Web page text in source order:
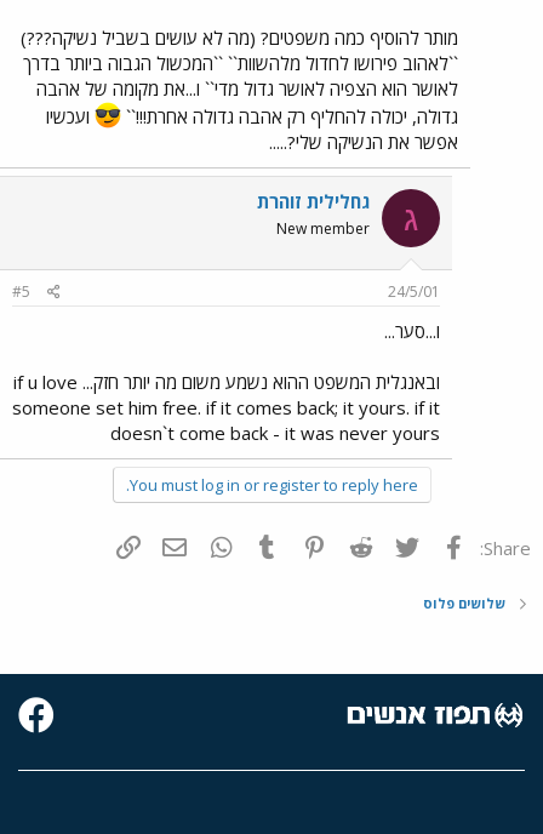
מותר להוסיף כמה משפטים? (מה לא עושים בשביל נשיקה???)
``לאהוב פירושו לחדול מלהשוות`` ``המכשול הגבוה ביותר בדרך
לאושר הוא הצפיה לאושר גדול מדי`` ו...את מקומה של אהבה
גדולה, יכולה להחליף רק אהבה גדולה אחרת!!!``
ועכשיו
אפשר את הנשיקה שלי?.....
ג גחלילית זוהרת
New member
24/5/01
#5
ו...סער...
ובאנגלית המשפט ההוא נשמע משום מה יותר חזק... if u love
someone set him free. if it comes back; it yours. if it
doesn`t come back - it was never yours
You must log in or register to reply here.
Share: פייסבוק Twitter
Reddit
Pinterest
Tumblr
WhatsAppדואר אלקטרוני
שלושים פלוס